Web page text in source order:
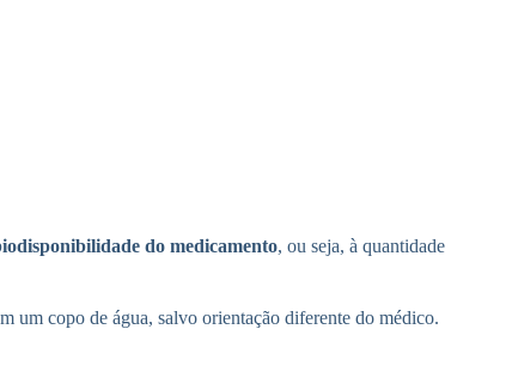
do medicamento, ou seja, à quantidade
um copo de água, salvo orientação diferente do médico.